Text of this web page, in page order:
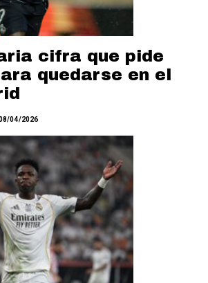
cifra que pide
quedarse en el
04/2026